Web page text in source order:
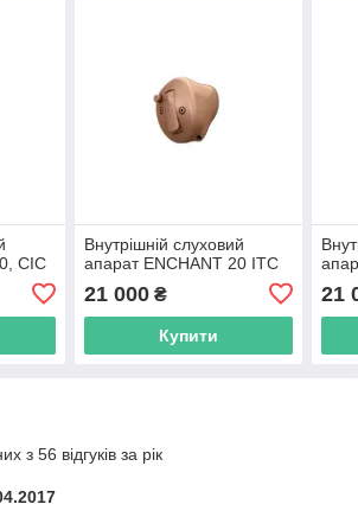
СIC
Внутрішній слуховий
апарат ENCHANT 20 ITC
21 000₴
Купити
21
з 56 відгуків за рік